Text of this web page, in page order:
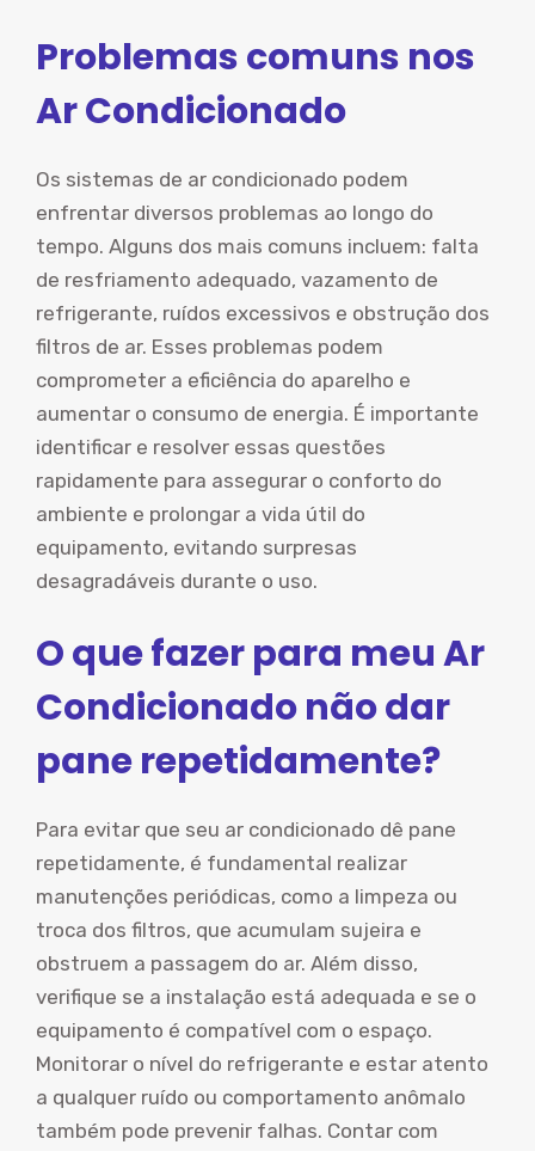
Problemas comuns nos
Ar Condicionado
Os sistemas de ar condicionado podem
enfrentar diversos problemas ao longo do
tempo. Alguns dos mais comuns incluem: falta
de resfriamento adequado, vazamento de
refrigerante, ruídos excessivos e obstrução dos
filtros de ar. Esses problemas podem
comprometer a eficiência do aparelho e
aumentar o consumo de energia. É importante
identificar e resolver essas questões
rapidamente para assegurar o conforto do
ambiente e prolongar a vida útil do
equipamento, evitando surpresas
desagradáveis durante o uso.
O que fazer para meu Ar
Condicionado não dar
pane repetidamente?
Para evitar que seu ar condicionado dê pane
repetidamente, é fundamental realizar
manutenções periódicas, como a limpeza ou
troca dos filtros, que acumulam sujeira e
obstruem a passagem do ar. Além disso,
verifique se a instalação está adequada e se o
equipamento é compatível com o espaço.
Monitorar o nível do refrigerante e estar atento
a qualquer ruído ou comportamento anômalo
também pode prevenir falhas. Contar com